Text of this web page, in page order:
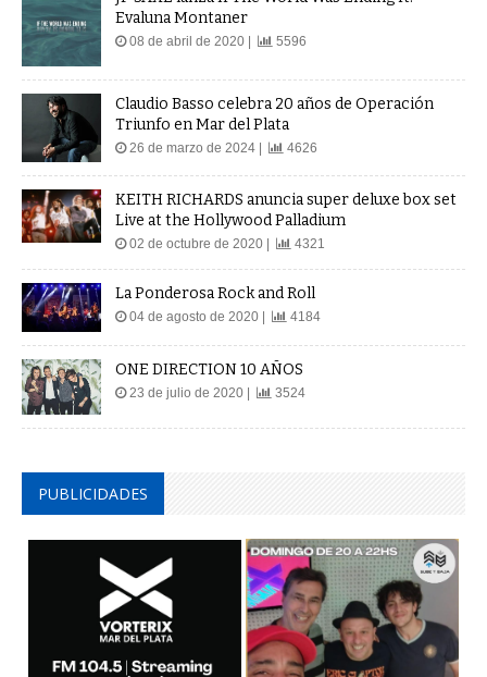
Evaluna Montaner
08 de abril de 2020 | 5596
Claudio Basso celebra 20 años de Operación
Triunfo en Mar del Plata
26 de marzo de 2024 | 4626
KEITH RICHARDS anuncia super deluxe box set
Live at the Hollywood Palladium
02 de octubre de 2020 | 4321
La Ponderosa Rock and Roll
04 de agosto de 2020 | 4184
ONE DIRECTION 10 AÑOS
23 de julio de 2020 | 3524
PUBLICIDADES